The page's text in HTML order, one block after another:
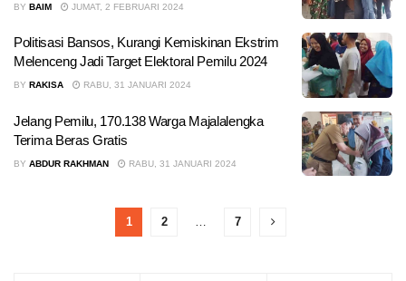
BY BAIM JUMAT, 2 FEBRUARI 2024
Politisasi Bansos, Kurangi Kemiskinan Ekstrim
Melenceng Jadi Target Elektoral Pemilu 2024
BY RAKISA RABU, 31 JANUARI 2024
Jelang Pemilu, 170.138 Warga Majalalengka
Terima Beras Gratis
BY ABDUR RAKHMAN RABU, 31 JANUARI 2024
1 2 … 7